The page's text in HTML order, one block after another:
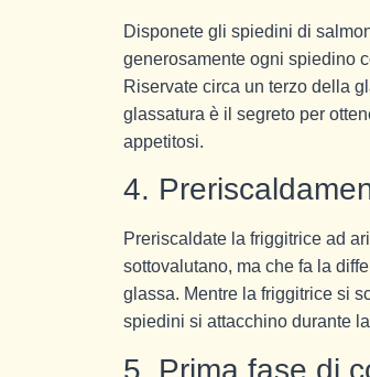
Disponete gli spiedini di
generosamente ogni spiedino
Riservate circa un terzo della
glassatura è il segreto per
appetitosi.
4.
Preriscaldate la friggitrice ad
sottovalutano, ma che fa la
glassa. Mentre la friggitrice si
spiedini si attacchino durante
5. Prima fase di